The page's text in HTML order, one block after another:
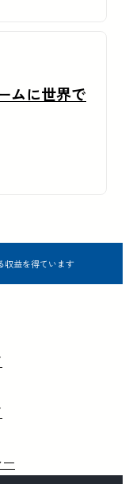
ムに世界で
収益を得ています